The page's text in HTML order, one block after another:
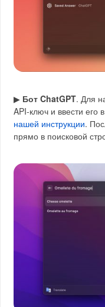
▶ Бот ChatGPT. Для
API-ключ и ввести его
нашей инструкции.
прямо в поисковой